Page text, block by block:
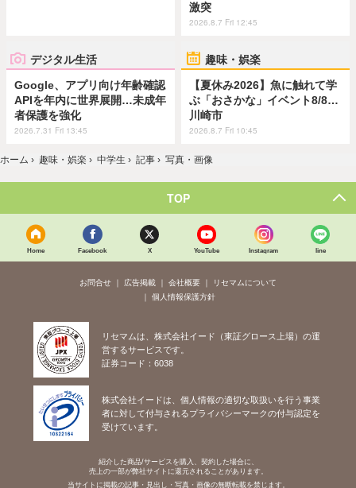
激突
2026.8.7 Fri 12:45
デジタル生活
Google、アプリ向け年齢確認
APIを年内に世界展開…未成年
者保護を強化
2026.7.31 Fri 13:45
趣味・娯楽
【夏休み2026】魚に触れて学
ぶ「おさかな」イベント8/8…
川崎市
2026.8.7 Fri 10:45
ホーム › 趣味・娯楽 › 中学生 › 記事 › 写真・画像
TOP
Home Facebook X YouTube Instagram line
お問合せ 広告掲載 会社概要
リセマムについて
個人情報保護方針
リセマムは、株式会社イード（東証グロース上場）の運
営するサービスです。
証券コード：6038
株式会社イードは、個人情報の適切な取扱いを行う事業
者に対して付与されるプライバシーマークの付与認定を
受けています。
紹介した商品/サービスを購入、契約した場合に、
売上の一部が弊社サイトに還元されることがあります。
当サイトに掲載の記事・見出し・写真・画像の無断転載を禁じます。